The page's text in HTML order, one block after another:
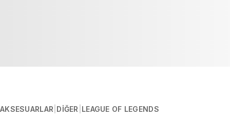
AKSESUARLAR DIĞER LEAGUE OF LEGENDS